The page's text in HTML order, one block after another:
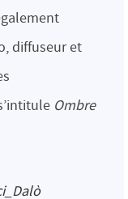
diffuseur et
Ombre